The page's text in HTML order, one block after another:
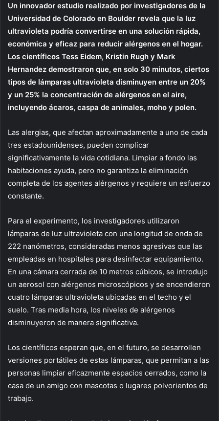
Un innovador estudio realizado por investigadores de la
Universidad de Colorado en Boulder revela que la luz
ultravioleta podría convertirse en una solución rápida,
económica y eficaz para reducir alérgenos en el hogar.
Los científicos Tess Eidem, Kristin Rugh y Mark
Hernandez demostraron que, en solo 30 minutos, ciertos
tipos de lámparas ultravioleta disminuyen entre un 20%
y un 25% la concentración de alérgenos en el aire,
incluyendo ácaros, caspa de animales, moho y polen.
Las alergias, que afectan aproximadamente a uno de cada
tres estadounidenses, pueden complicar
significativamente la vida cotidiana. Limpiar a fondo las
habitaciones ayuda, pero no garantiza la eliminación
completa de los agentes alérgenos y requiere un esfuerzo
constante.
Para el experimento, los investigadores utilizaron
lámparas de luz ultravioleta con una longitud de onda de
222 nanómetros, consideradas menos agresivas que las
empleadas en hospitales para desinfectar equipamiento.
En una cámara cerrada de 10 metros cúbicos, se introdujo
un aerosol con alérgenos microscópicos y se encendieron
cuatro lámparas ultravioleta ubicadas en el techo y el
suelo. Tras media hora, los niveles de alérgenos
disminuyeron de manera significativa.
Los científicos esperan que, en el futuro, se desarrollen
versiones portátiles de estas lámparas, que permitan a las
personas limpiar eficazmente espacios cerrados, como la
casa de un amigo con mascotas o lugares polvorientos de
trabajo.